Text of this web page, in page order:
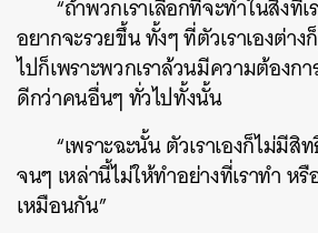
“ถ้าพวกเราเลือกที่จะทำในสิ่งที่เ
อยากจะรวยขึ้น ทั้งๆ ที่ตัวเราเองต่าง
ไปก็เพราะพวกเราล้วนมีความต้องก
ดีกว่าคนอื่นๆ ทั่วไปทั้งนั้น
“เพราะฉะนั้น ตัวเราเองก็ไม่มี
จนๆ เหล่านี้ไม่ให้ทำอย่างที่เราทำ ห
เหมือนกัน”